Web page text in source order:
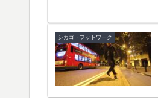
シカゴ・フットワーク